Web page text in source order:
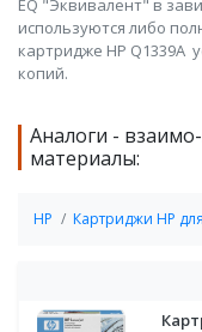
EQ "Эквивалент" в
используются либо
картридже HP Q1339A
копий.
Аналоги -
материалы:
HP Картриджи HP